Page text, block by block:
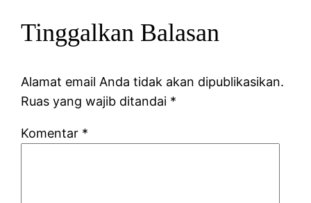
Tinggalkan Balasan
Alamat email Anda tidak akan dipublikasikan.
Ruas yang wajib ditandai *
Komentar *